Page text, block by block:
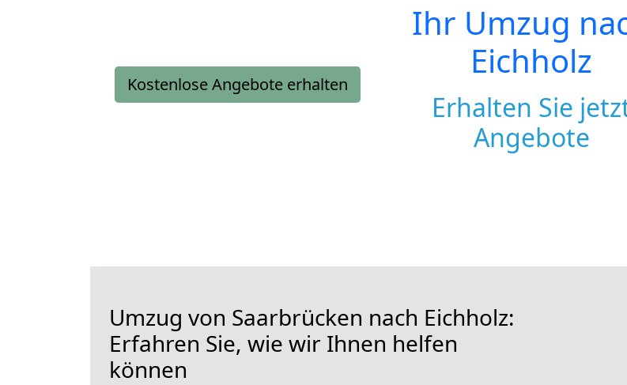
Kostenlose Angebote erhalten
Ihr Umzug
Eichholz
Erhalten Sie
Angebote
Umzug von Saarbrücken nach Eichholz:
Erfahren Sie, wie wir Ihnen helfen
können